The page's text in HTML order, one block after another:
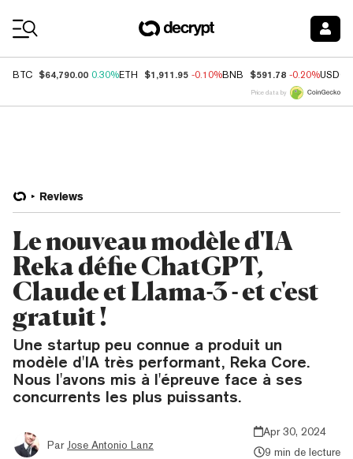
BTC $64,790.00 0.30%ETH $1,911.95 -0.10%BNB $591.78 -0.20%USDC
Price data by
Reviews
Le nouveau modèle d'IA
Reka défie ChatGPT,
Claude et Llama-3 - et c'est
gratuit !
Une startup peu connue a produit un
modèle d'IA très performant, Reka Core.
Nous l'avons mis à l'épreuve face à ses
concurrents les plus puissants.
Par Jose Antonio Lanz
Apr 30, 2024
9 min de lecture